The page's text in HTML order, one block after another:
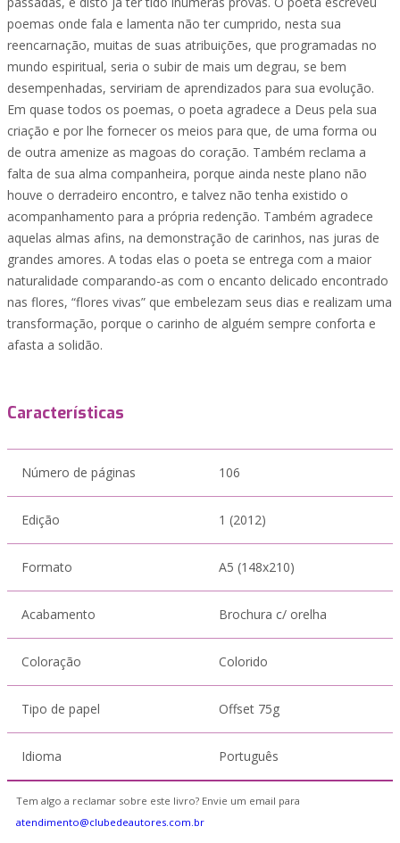
poemas onde fala e lamenta não ter cumprido, nesta sua
reencarnação, muitas de suas atribuições, que programadas no
mundo espiritual, seria o subir de mais um degrau, se bem
desempenhadas, serviriam de aprendizados para sua evolução.
Em quase todos os poemas, o poeta agradece a Deus pela sua
criação e por lhe fornecer os meios para que, de uma forma ou
de outra amenize as magoas do coração. Também reclama a
falta de sua alma companheira, porque ainda neste plano não
houve o derradeiro encontro, e talvez não tenha existido o
acompanhamento para a própria redenção. Também agradece
aquelas almas afins, na demonstração de carinhos, nas juras de
grandes amores. A todas elas o poeta se entrega com a maior
naturalidade comparando-as com o encanto delicado encontrado
nas flores, “flores vivas” que embelezam seus dias e realizam uma
transformação, porque o carinho de alguém sempre conforta e
afasta a solidão.
Características
Número de páginas 106
Edição 1 (2012)
Formato A5 (148x210)
Acabamento Brochura c/ orelha
Coloração Colorido
Tipo de papel Offset 75g
Idioma Português
Tem algo a reclamar sobre este livro? Envie um email para
atendimento@clubedeautores.com.br